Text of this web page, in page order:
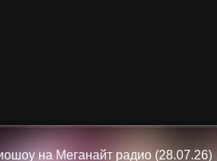
на Меганайт радио (28.07.26)